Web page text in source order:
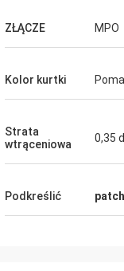
Tracy Lucy
się, że znalazłem
ZŁĄCZE MPO
Kolor kurtki
Strata
wtrąceniowa
0,35
Podkreślić